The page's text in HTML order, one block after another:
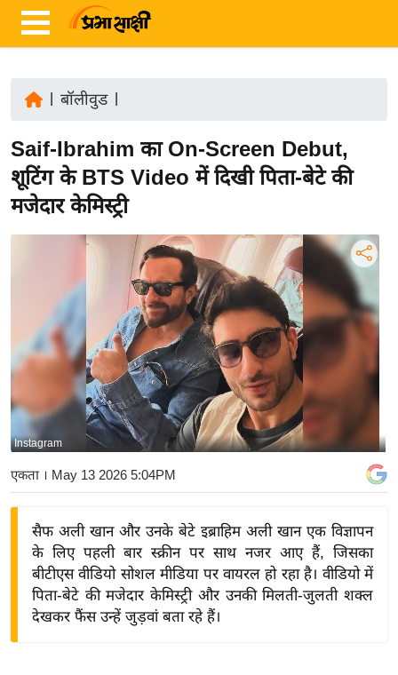
ज़ा
ख
ब
र
त
र्रा
य
बि
ज़
ने
द्यो
बॉलीवुड|
Saif-Ibrahim का On-Screen Debut,
शूटिंग के BTS Video में दिखी पिता-बेटे की
मजेदार केमिस्ट्री
Instagram
एकता । May 13 2026 5:04PM
सैफ अली खान और उनके बेटे इब्राहिम अली खान एक विज्ञापन
के लिए पहली बार स्क्रीन पर साथ नजर आए हैं, जिसका
बीटीएस वीडियो सोशल मीडिया पर वायरल हो रहा है। वीडियो में
पिता-बेटे की मजेदार केमिस्ट्री और उनकी मिलती-जुलती शक्ल
देखकर फैंस उन्हें जुड़वां बता रहे हैं।